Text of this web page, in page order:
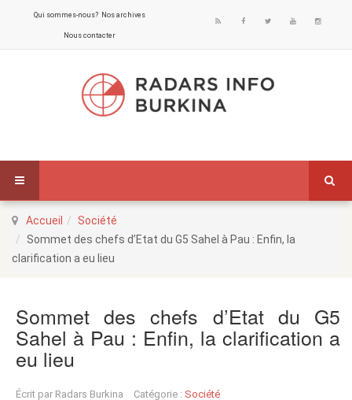
Qui sommes-nous? Nos archives
Nous contacter
Accueil
Société
Sommet des chefs d’Etat du G5 Sahel à Pau : Enfin, la
clarification a eu lieu
Sommet des chefs d’Etat du G5
Sahel à Pau : Enfin, la clarification a
eu lieu
Écrit par Radars Burkina Catégorie : Société